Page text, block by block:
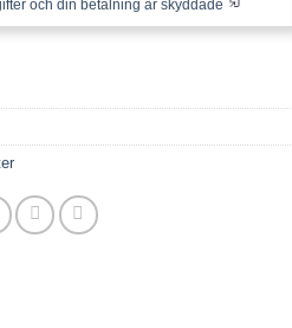
och din betalning är skyddade